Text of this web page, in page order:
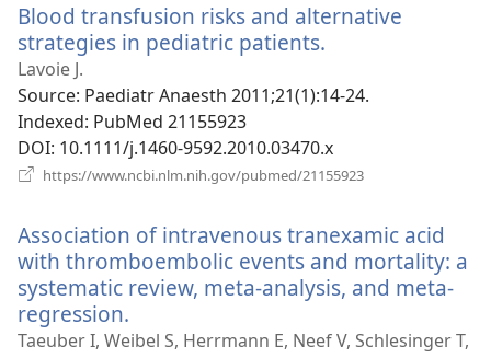
вікні)
Blood transfusion risks and alternative
strategies in pediatric patients.
новому
Lavoie J.
Source‎: Paediatr Anaesth 2011;21(1):14-24.
Indexed‎: PubMed 21155923
DOI‎: 10.1111/j.1460-9592.2010.03470.x
https://www.ncbi.nlm.nih.gov/pubmed/21155923
вікні)
Association of intravenous tranexamic acid
with thromboembolic events and mortality: a
systematic review, meta-analysis, and meta-
regression.
у
Taeuber I, Weibel S, Herrmann E, Neef V, Schlesinger T,